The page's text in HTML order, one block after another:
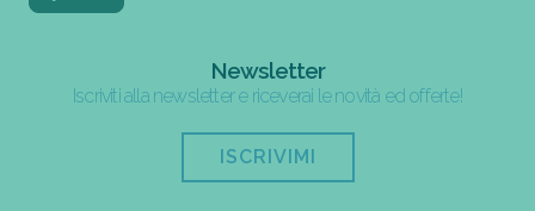
Newsletter
Iscriviti alla newsletter e riceverai le novità ed offerte!
ISCRIVIMI